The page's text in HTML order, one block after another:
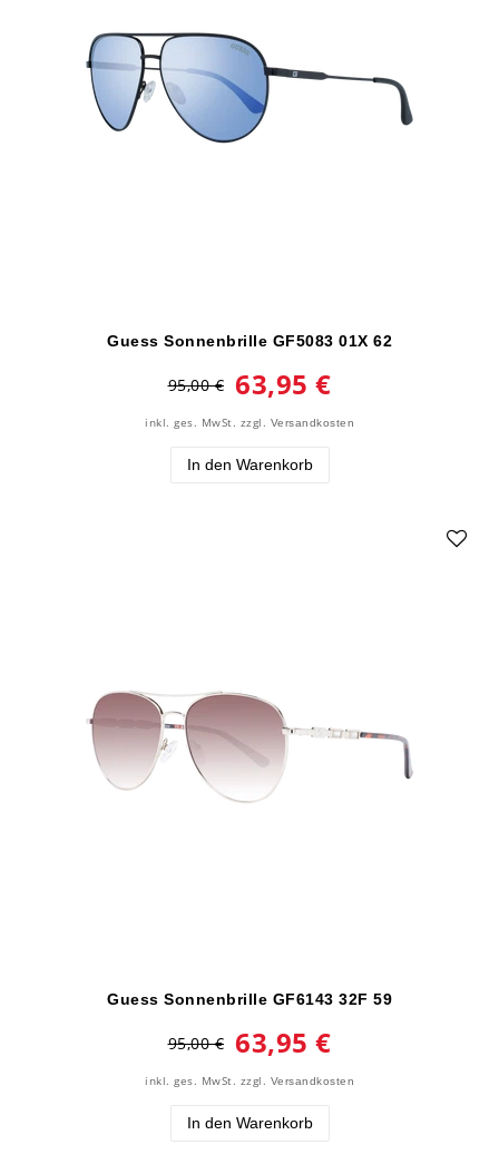
Guess Sonnenbrille GF5083 01X 62
95,00 € 63,95 €
inkl. ges. MwSt. zzgl. Versandkosten
In den Warenkorb
Guess Sonnenbrille GF6143 32F 59
95,00 € 63,95 €
inkl. ges. MwSt. zzgl. Versandkosten
In den Warenkorb